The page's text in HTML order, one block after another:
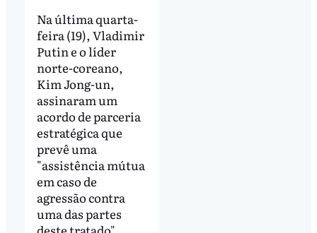
Na última quarta-
feira (19), Vladimir
Putin e o líder
norte-coreano,
Kim Jong-un,
assinaram um
acordo de parceria
estratégica que
prevê uma
"assistência mútua
em caso de
agressão contra
uma das partes